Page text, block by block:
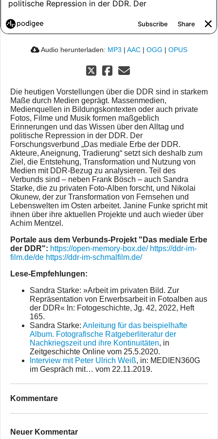
Audio herunterladen: MP3 | AAC | OGG | OPUS
Die heutigen Vorstellungen über die DDR sind in starkem
Maße durch Medien geprägt. Massenmedien,
Medienquellen in Bildungskontexten oder auch private
Fotos, Filme und Musik formen maßgeblich
Erinnerungen und das Wissen über den Alltag und
politische Repression in der DDR. Der
Forschungsverbund „Das mediale Erbe der DDR.
Akteure, Aneignung, Tradierung“ setzt sich deshalb zum
Ziel, die Entstehung, Transformation und Nutzung von
Medien mit DDR-Bezug zu analysieren. Teil des
Verbunds sind – neben Frank Bösch – auch Sandra
Starke, die zu privaten Foto-Alben forscht, und Nikolai
Okunew, der zur Transformation von Fernsehen und
Lebenswelten im Osten arbeitet. Janine Funke spricht mit
ihnen über ihre aktuellen Projekte und auch wieder über
Achim Mentzel.
Portale aus dem Verbunds-Projekt "Das mediale Erbe
der DDR": https://open-memory-box.de/ https://ddr-im-
film.de/de https://ddr-im-schmalfilm.de/
Lese-Empfehlungen:
Sandra Starke: »Arbeit im privaten Bild. Zur
Repräsentation von Erwerbsarbeit in Fotoalben aus
der DDR« In: Fotogeschichte, Jg. 42, 2022, Heft
165.
Sandra Starke: Anleitung für das beispielhafte
Album. Fotografische Ratgeberliteratur der
Nachkriegszeit und ihre Kontinuitäten, in
Zeitgeschichte Online vom 25.5.2020.
Interview mit Peter Ulrich Weiß, in: MEDIEN360G
im Gespräch mit… vom 22.11.2019.
Kommentare
Neuer Kommentar